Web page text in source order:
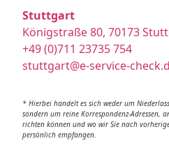
Stuttgart
Königstraße 80, 70173
+49 (0)711 23735 754
stuttgart@e-service-
* Hierbei handelt es sich weder um
sondern um reine Korrespondenz-Adressen,
richten können und wo wir Sie nach
persönlich empfangen.